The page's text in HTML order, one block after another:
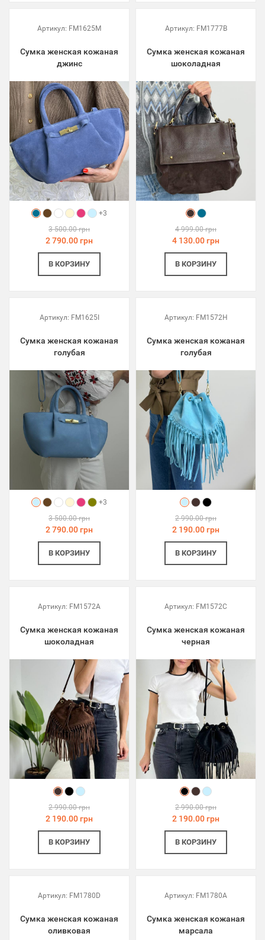
Артикул: FM1625M
Сумка женская кожаная
джинс
+3
3 500.00 грн
2 790.00 грн
В КОРЗИНУ
Артикул: FM1777B
Сумка женская кожаная
шоколадная
4 999.00 грн
4 130.00 грн
В КОРЗИНУ
Артикул: FM1625I
Сумка женская кожаная
голубая
+3
3 500.00 грн
2 790.00 грн
В КОРЗИНУ
Артикул: FM1572H
Сумка женская кожаная
голубая
2 990.00 грн
2 190.00 грн
В КОРЗИНУ
Артикул: FM1572A
Сумка женская кожаная
шоколадная
2 990.00 грн
2 190.00 грн
В КОРЗИНУ
Артикул: FM1572C
Сумка женская кожаная
черная
2 990.00 грн
2 190.00 грн
В КОРЗИНУ
Артикул: FM1780D
Сумка женская кожаная
оливковая
Артикул: FM1780A
Сумка женская кожаная
марсала